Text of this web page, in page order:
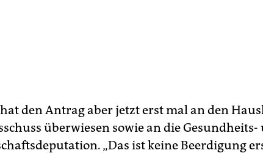
den Antrag aber jetzt erst mal an den
überwiesen sowie an die Gesundheits-
„Das ist keine Beerdigung